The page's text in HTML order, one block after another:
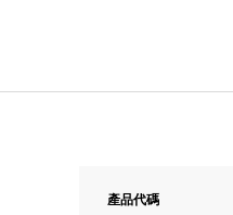
產品代碼